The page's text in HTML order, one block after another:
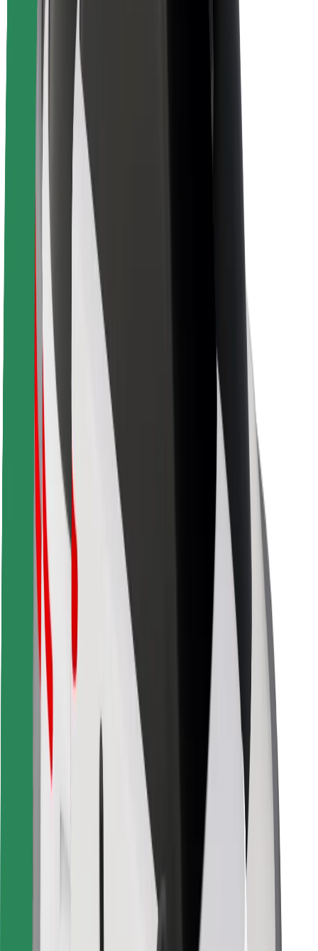
Sécurité des chauffeurs
Sécurité à trottinette
Safety Lab
Emplacements
Solutions pour les villes
Aéroports
Stations de charge Bolt
Pour les passagers
Pour les chauffeurs
Pour les livreurs
Bolt Food
Pour les propriétaires de flotte
Pour les restaurants
Bolt for Business
Autres
Fournisseurs
Conditions générales
Cookies
Sécurité
Obtenez un trajet en quelques minutes !
Télécharger l'appli Bolt
Retrouvez tous vos plats favoris !
Télécharger l'appli Bolt Food